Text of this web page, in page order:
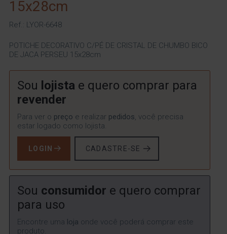
15x28cm
Ref.: LYOR-6648
POTICHE DECORATIVO C/PÉ DE CRISTAL DE CHUMBO BICO
DE JACA PERSEU 15x28cm
Sou lojista e quero comprar para
revender
Para ver o preço e realizar pedidos, você precisa
estar logado como lojista.
LOGIN CADASTRE-SE
Sou consumidor e quero comprar
para uso
Encontre uma loja onde você poderá comprar este
produto.